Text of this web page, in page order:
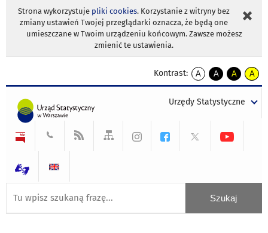
Strona wykorzystuje pliki cookies. Korzystanie z witryny bez
zmiany ustawień Twojej przeglądarki oznacza, że będą one
umieszczane w Twoim urządzeniu końcowym. Zawsze możesz
zmienić te ustawienia.
Kontrast:
A
kontrast
A
kontrast
tekst
czarnym
A
kontrast
tekst
czarnym
A
tekst
żółtym
Urzędy Statystyczne